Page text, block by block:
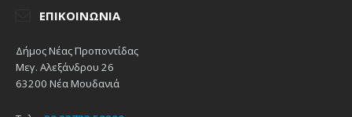
ΕΠΙΚΟΙΝΩΝΊΑ
Δήμος Νέας Προποντίδας
Μεγ. Αλεξάνδρου 26
63200 Νέα Μουδανιά